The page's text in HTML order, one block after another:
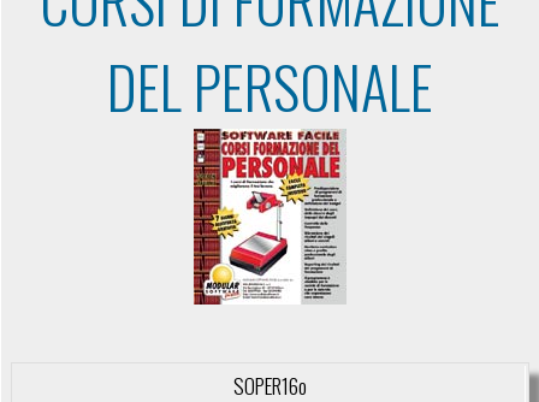
DEL PERSONALE
SOPER16o